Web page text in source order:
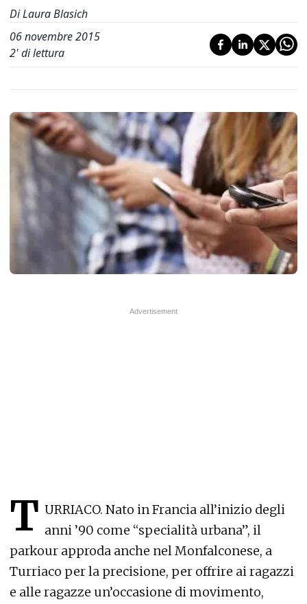
Di Laura Blasich
06 novembre 2015
2' di lettura
T URRIACO. Nato in Francia all’inizio degli
anni ’90 come “specialità urbana”, il
parkour approda anche nel Monfalconese, a
Turriaco per la precisione, per offrire ai ragazzi
e alle ragazze un’occasione di movimento,